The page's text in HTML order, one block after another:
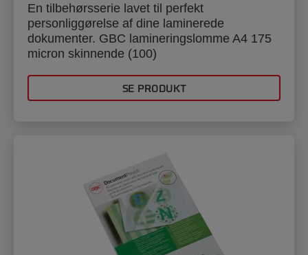
En tilbehørsserie lavet til perfekt
personliggørelse af dine laminerede
dokumenter. GBC lamineringslomme A4 175
micron skinnende (100)
SE PRODUKT